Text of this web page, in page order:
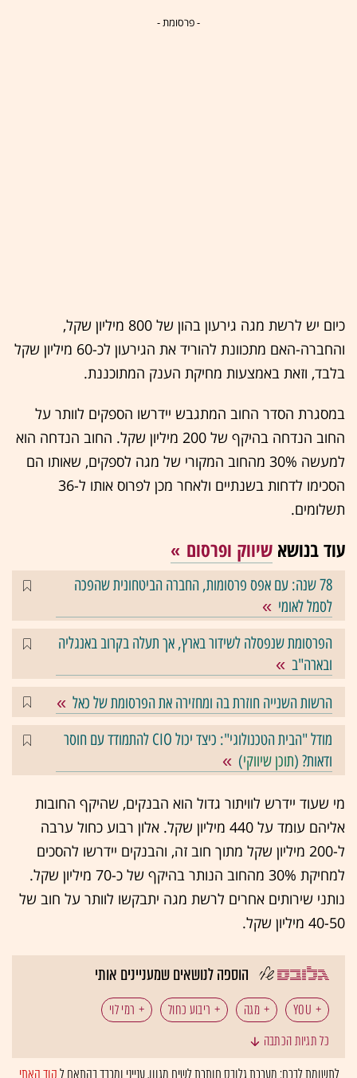
- פרסומת -
כיום יש לרשת מגה גירעון בהון של 800 מיליון שקל,
והחברה-האם מתכוונת להוריד את הגירעון לכ-60 מיליון שקל
בלבד, וזאת באמצעות מחיקת הענק המתוכננת.
במסגרת הסדר החוב המתגבש יידרשו הספקים לוותר על
החוב הנדחה בהיקף של 200 מיליון שקל. החוב הנדחה הוא
למעשה 30% מהחוב המקורי של מגה לספקים, שאותו הם
הסכימו לדחות בשנתיים ולאחר מכן לפרוס אותו ל-36
תשלומים.
עוד בנושא שיווק ופרסום
78 שנה: עם אפס פרסומות, החברה הביטחונית שהפכה
לסמל לאומי
הפרסומת שנפסלה לשידור בארץ, אך תעלה בקרוב באנגליה
ובארה"ב
הרשות השנייה חוזרת בה ומחזירה את הפרסומת של כאל
מודל "הבית הטכנולוגי": כיצד יכול CIO להתמודד עם חוסר
ודאות? (תוכן שיווקי)
מי שעוד יידרש לוויתור גדול הוא הבנקים, שהיקף החובות
אליהם עומד על 440 מיליון שקל. אלון רבוע כחול ערבה
ל-200 מיליון שקל מתוך חוב זה, והבנקים יידרשו להסכים
למחיקת 30% מהחוב הנותר בהיקף של כ-70 מיליון שקל.
נותני שירותים אחרים לרשת מגה יתבקשו לוותר על חוב של
40-50 מיליון שקל.
הוספה לנושאים שמעניינים אותי
YOU מגה ריבוע כחול רמי לוי
כל תגיות הכתבה